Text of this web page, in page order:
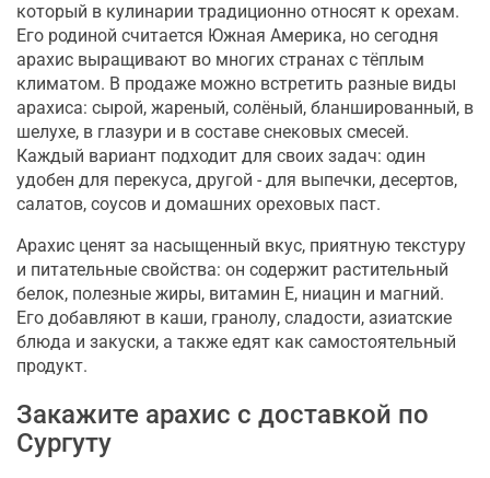
который в кулинарии традиционно относят к орехам.
Его родиной считается Южная Америка, но сегодня
арахис выращивают во многих странах с тёплым
климатом. В продаже можно встретить разные виды
арахиса: сырой, жареный, солёный, бланшированный, в
шелухе, в глазури и в составе снековых смесей.
Каждый вариант подходит для своих задач: один
удобен для перекуса, другой - для выпечки, десертов,
салатов, соусов и домашних ореховых паст.
Арахис ценят за насыщенный вкус, приятную текстуру
и питательные свойства: он содержит растительный
белок, полезные жиры, витамин E, ниацин и магний.
Его добавляют в каши, гранолу, сладости, азиатские
блюда и закуски, а также едят как самостоятельный
продукт.
Закажите арахис с доставкой по
Сургуту